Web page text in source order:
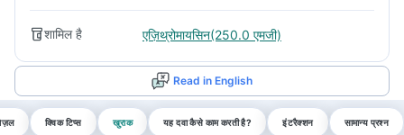
शामिल है एज़िथ्रोमायसिन(250.0 एमजी)
Read in English
क्विक टिप्स खुराक यह दवा कैसे काम करती है? इंटरैक्शन सामान्य प्रश्न